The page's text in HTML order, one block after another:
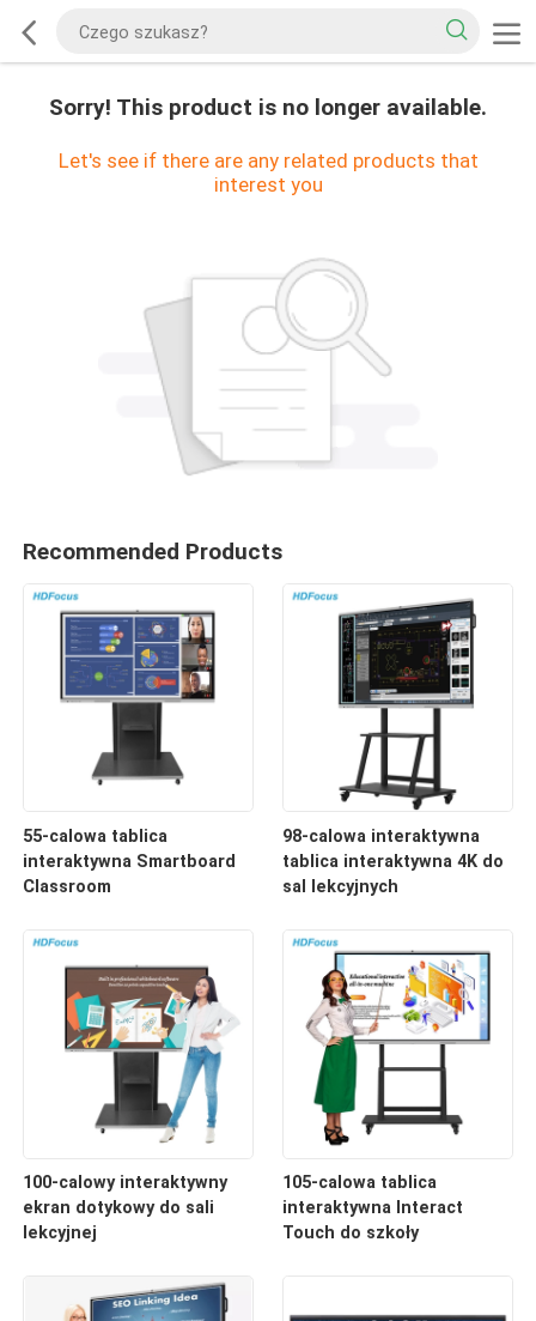
Sorry! This product is no longer available.
Let's see if there are any related products that
interest you
Recommended Products
55-calowa tablica
interaktywna Smartboard
Classroom
98-calowa interaktywna
tablica interaktywna 4K do
sal lekcyjnych
100-calowy interaktywny
ekran dotykowy do sali
lekcyjnej
105-calowa tablica
interaktywna Interact
Touch do szkoły